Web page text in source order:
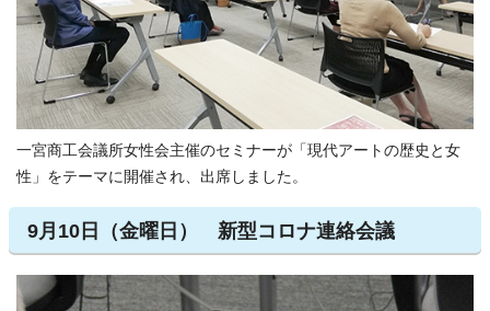
一宮商工会議所女性会主催のセミナーが「現代アートの歴史と女
性」をテーマに開催され、出席しました。
9月10日（金曜日） 新型コロナ連絡会議